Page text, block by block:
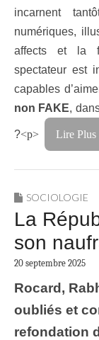
incarnent
numériques,
affects et la
spectateur est
capables
non FAKE,
?<p> Lire Plus
SOCIOLOGIE
La
son
20 septembre 2025
Rocard,
oubliés et
refondation